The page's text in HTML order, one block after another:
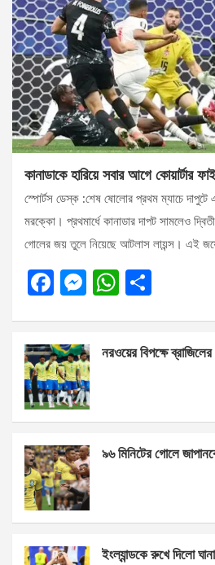
কানাডাকে হারিয়ে সবার আগে কোয়ার্টার
স্পোর্টস ডেস্ক :শেষ ষোলোর প্রথম ম্যাচে দাপুটে
মরক্কো। প্রথমার্ধে কানাডার দাপট সামলেও
গোলের জয় তুলে নিয়েছে আটলাস লায়ন্স। এই জয়ে
F
b
o
o
k
M
n
g
er
W
s
p
e
নরওয়ের বিপক্ষে
৯৬ মিনিটের গোলে
ইংল্যান্ডকে রুখে দিলো